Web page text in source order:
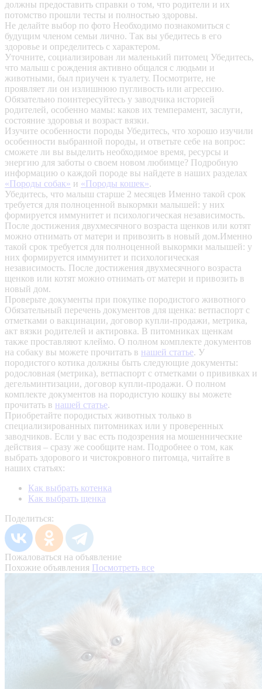
должны предоставить справки о том, что родители и их
потомство прошли тесты и полностью здоровы.
Не делайте выбор по фото Необходимо познакомиться с
будущим членом семьи лично. Так вы убедитесь в его
здоровье и определитесь с характером.
Уточните, социализирован ли маленький питомец Убедитесь,
что малыш с рождения активно общался с людьми и
животными, был приучен к туалету. Посмотрите, не
проявляет ли он излишнюю пугливость или агрессию.
Обязательно поинтересуйтесь у заводчика историей
родителей, особенно мамы: каков их темперамент, заслуги,
состояние здоровья и возраст вязки.
Изучите особенности породы Убедитесь, что хорошо изучили
особенности выбранной породы, и ответьте себе на вопрос:
сможете ли вы выделить необходимое время, ресурсы и
энергию для заботы о своем новом любимце? Подробную
информацию о каждой породе вы найдете в наших разделах
«Породы собак» и «Породы кошек».
Убедитесь, что малыш старше 2 месяцев Именно такой срок
требуется для полноценной выкормки малышей: у них
формируется иммунитет и психологическая независимость.
После достижения двухмесячного возраста щенков или котят
можно отнимать от матери и привозить в новый дом.Именно
такой срок требуется для полноценной выкормки малышей: у
них формируется иммунитет и психологическая
независимость. После достижения двухмесячного возраста
щенков или котят можно отнимать от матери и привозить в
новый дом.
Проверьте документы при покупке породистого животного
Обязательный перечень документов для щенка: ветпаспорт с
отметками о вакцинации, договор купли-продажи, метрика,
акт вязки родителей и актировка. В питомниках щенкам
также проставляют клеймо. О полном комплекте документов
на собаку вы можете прочитать в нашей статье. У
породистого котика должны быть следующие документы:
родословная (метрика), ветпаспорт с отметками о прививках и
дегельминтизации, договор купли-продажи. О полном
комплекте документов на породистую кошку вы можете
прочитать в нашей статье.
Приобретайте породистых животных только в
специализированных питомниках или у проверенных
заводчиков. Если у вас есть подозрения на мошеннические
действия – сразу же сообщите нам. Подробнее о том, как
выбрать здорового и чистокровного питомца, читайте в
наших статьях:
Как выбрать котенка
Как выбрать щенка
Поделиться:
Пожаловаться на объявление
Похожие объявления Посмотреть все